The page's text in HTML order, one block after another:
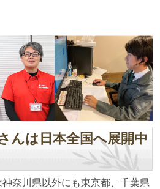
んは日本全国へ展開中
奈川県以外にも東京都、千葉県